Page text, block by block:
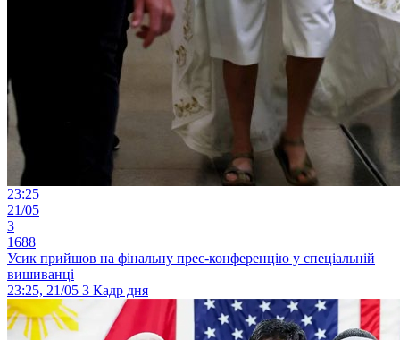
23:25
21/05
3
1688
Усик прийшов на фінальну прес-конференцію у спеціальній
вишиванці
23:25, 21/05 3 Кадр дня